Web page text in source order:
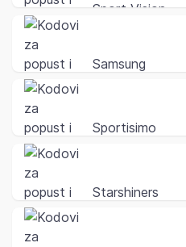
Sport Vision
Samsung
Sportisimo
Starshiners